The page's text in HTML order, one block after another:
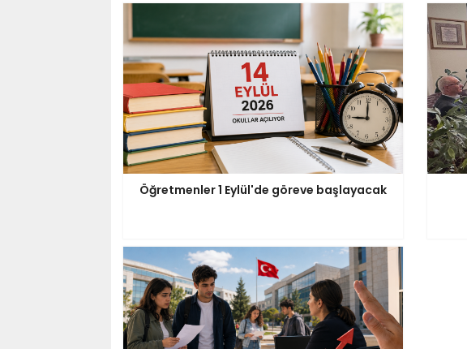
Öğretmenler 1 Eylül'de göreve başlayacak